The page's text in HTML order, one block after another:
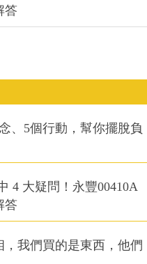
答
、5個行動，幫你擺脫負
4 大疑問！永豐00410A
答
我們買的是東西，他們